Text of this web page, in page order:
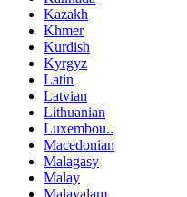
Kazakh
Khmer
Kurdish
Kyrgyz
Latin
Latvian
Lithuanian
Luxembou..
Macedonian
Malagasy
Malay
Malayalam